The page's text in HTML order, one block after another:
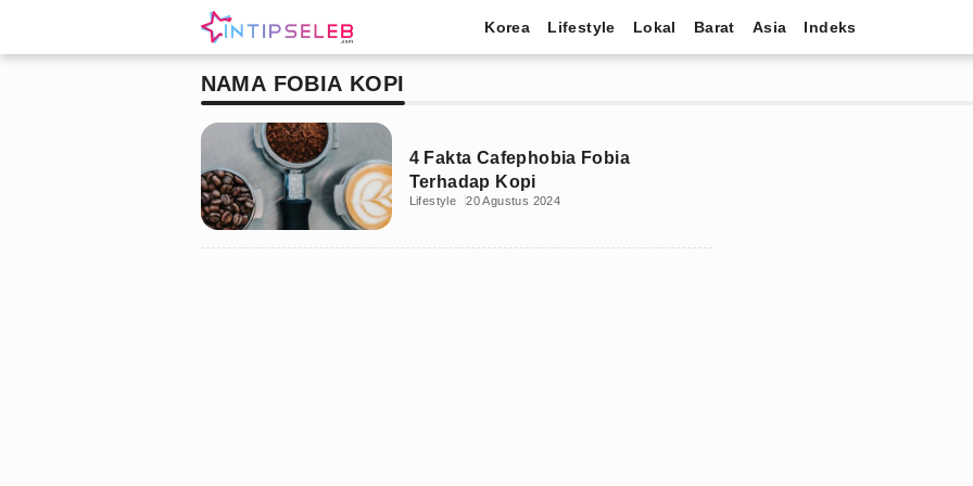
Korea Lifestyle Lokal Barat Asia Indeks
NAMA FOBIA KOPI
4 Fakta Cafephobia Fobia
Terhadap Kopi
Lifestyle 20 Agustus 2024